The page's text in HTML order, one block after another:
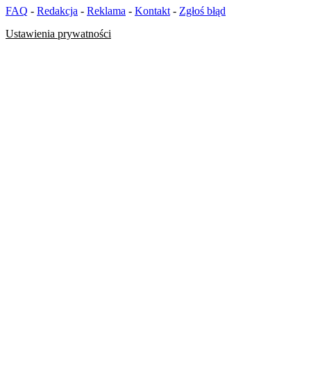
FAQ - Redakcja - Reklama - Kontakt - Zgłoś błąd
Ustawienia prywatności